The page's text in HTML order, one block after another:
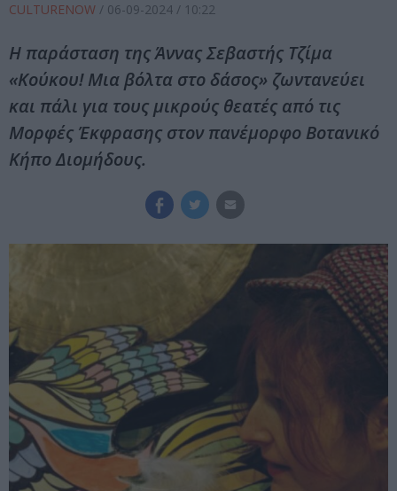
CULTURENOW / 06-09-2024 / 10:22
Η παράσταση της Άννας Σεβαστής Τζίμα
«Κούκου! Μια βόλτα στο δάσος» ζωντανεύει
και πάλι για τους μικρούς θεατές από τις
Μορφές Έκφρασης στον πανέμορφο Βοτανικό
Κήπο Διομήδους.